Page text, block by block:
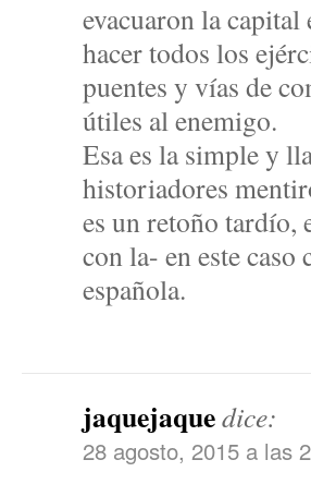
evacuaron la
hacer todos los
puentes y vías de
útiles al enemigo.
Esa es la simple y
historiadores
es un retoño tardío,
con la- en este
española.
jaquejaquedice:
28 agosto, 2015 a las